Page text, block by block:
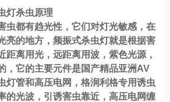
灯杀虫原理
都有趋光性，它们对灯光敏感，在
亮的地方，频振式杀虫灯就是根据害
距离用光，远距离用波，紫色光源，
，它的主要元件是国产精品亚洲AV
灯管和高压电网，格润利格专用诱虫
的光波，引诱害虫靠近，高压电网缠